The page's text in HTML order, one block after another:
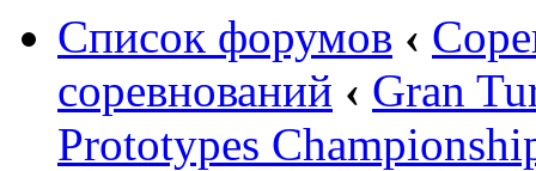
Список форумов ‹
соревнований ‹ Gran
Prototypes